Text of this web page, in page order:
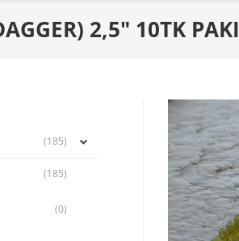
2,5″ 10TK
(185)
(185)
(0)